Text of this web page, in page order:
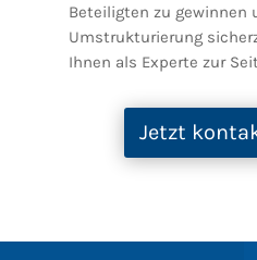
Beteiligten zu gewinnen
Umstrukturierung
Ihnen als Experte zur
Jetzt